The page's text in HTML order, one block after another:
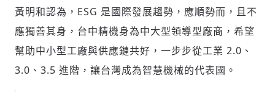
黃明和認為，ESG 是國際發展趨勢，應順勢而，且不
應獨善其身，台中精機身為中大型領導型廠商，希望
幫助中小型工廠與供應鏈共好，一步步從工業 2.0、
3.0、3.5 進階，讓台灣成為智慧機械的代表國。